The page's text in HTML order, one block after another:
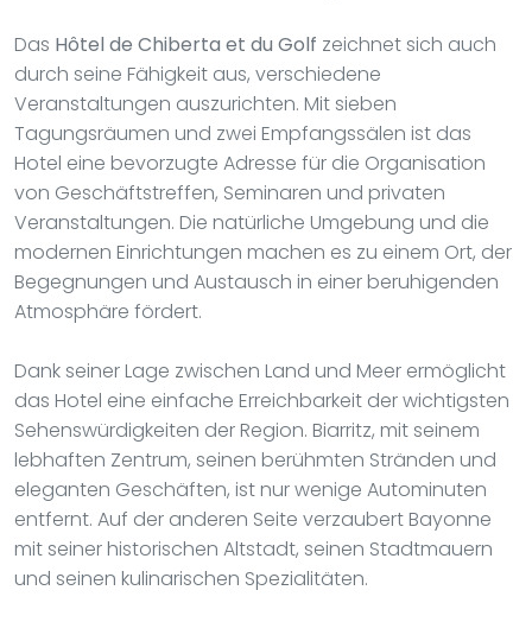
Das Hôtel de Chiberta et du Golf zeichnet sich auch
durch seine Fähigkeit aus, verschiedene
Veranstaltungen auszurichten. Mit sieben
Tagungsräumen und zwei Empfangssälen ist das
Hotel eine bevorzugte Adresse für die Organisation
von Geschäftstreffen, Seminaren und privaten
Veranstaltungen. Die natürliche Umgebung und die
modernen Einrichtungen machen es zu einem Ort, der
Begegnungen und Austausch in einer beruhigenden
Atmosphäre fördert.
Dank seiner Lage zwischen Land und Meer ermöglicht
das Hotel eine einfache Erreichbarkeit der wichtigsten
Sehenswürdigkeiten der Region. Biarritz, mit seinem
lebhaften Zentrum, seinen berühmten Stränden und
eleganten Geschäften, ist nur wenige Autominuten
entfernt. Auf der anderen Seite verzaubert Bayonne
mit seiner historischen Altstadt, seinen Stadtmauern
und seinen kulinarischen Spezialitäten.